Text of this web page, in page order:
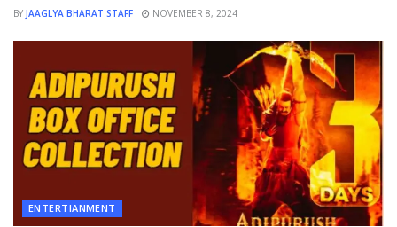
BY JAAGLYA BHARAT STAFF NOVEMBER 8, 2024
ENTERTIANMENT